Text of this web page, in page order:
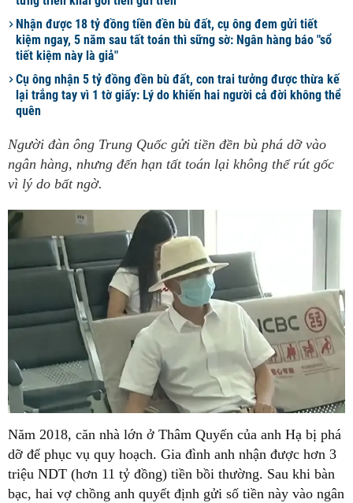
Nhận được 18 tỷ đồng tiền đền bù đất, cụ ông đem gửi tiết
kiệm ngay, 5 năm sau tất toán thì sững sờ: Ngân hàng báo "sổ
tiết kiệm này là giả"
Cụ ông nhận 5 tỷ đồng đền bù đất, con trai tưởng được thừa kế
lại trắng tay vì 1 tờ giấy: Lý do khiến hai người cả đời không thể
quên
Người đàn ông Trung Quốc gửi tiền đền bù phá dỡ vào
ngân hàng, nhưng đến hạn tất toán lại không thể rút gốc
vì lý do bất ngờ.
Năm 2018, căn nhà lớn ở Thâm Quyến của anh Hạ bị phá
dỡ để phục vụ quy hoạch. Gia đình anh nhận được hơn 3
triệu NDT (hơn 11 tỷ đồng) tiền bồi thường. Sau khi bàn
bạc, hai vợ chồng anh quyết định gửi số tiền này vào ngân